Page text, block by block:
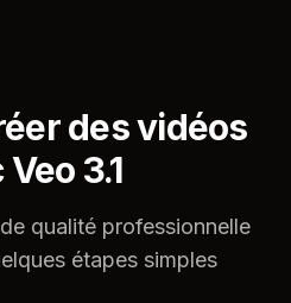
des vidéos
3.1
qualité professionnelle
étapes simples